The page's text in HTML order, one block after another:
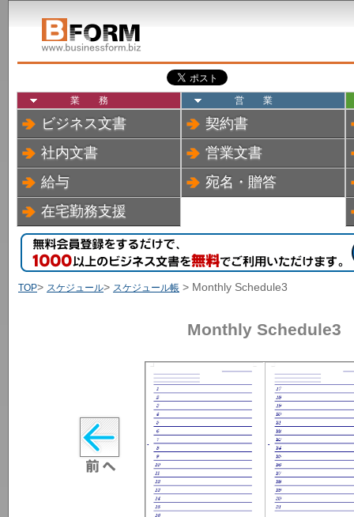
業務
ビジネス文書
社内文書
給与
在宅勤務支援
営業
契約書
営業文書
宛名・贈答
TOP> スケジュール> スケジュール帳 > Monthly Schedule3
Monthly Schedule3